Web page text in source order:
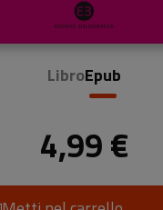
LibroEpub
4,99 €